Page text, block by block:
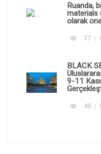
Ruanda,
materials
olarak
37
BLACK
9-11
48